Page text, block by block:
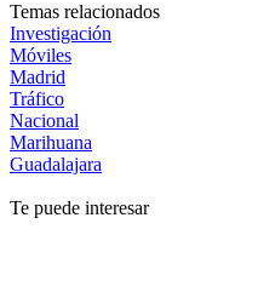
Temas relacionados
Investigación
Móviles
Madrid
Tráfico
Nacional
Marihuana
Guadalajara
Te puede interesar